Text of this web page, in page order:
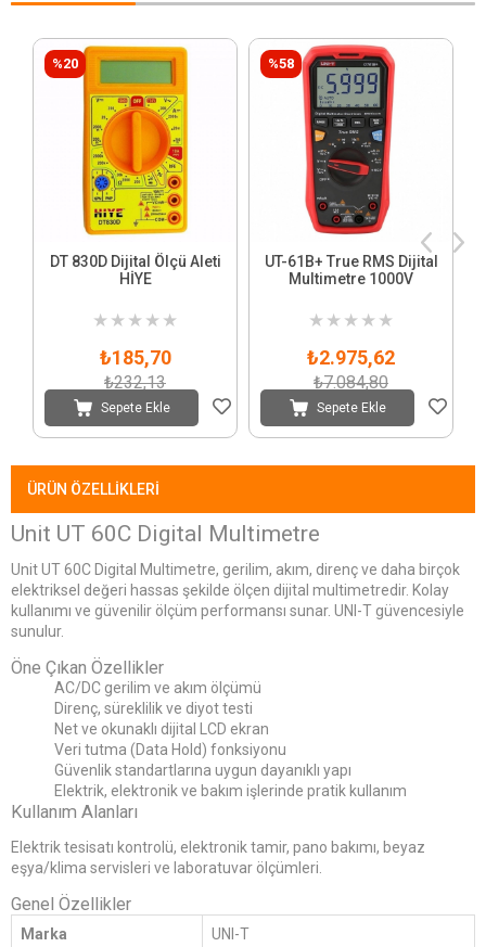
DT 830D Dijital Ölçü Aleti
HİYE
★ ★ ★ ★ ★
₺185,70
₺232,13
Sepete Ekle
%20
UT-61B+ True RMS Dijital
Multimetre 1000V
★ ★ ★ ★ ★
₺2.975,62
₺7.084,80
Sepete Ekle
%58
ÜRÜN ÖZELLIKLERI
Unit UT 60C Digital Multimetre
Unit UT 60C Digital Multimetre, gerilim, akım, direnç ve daha birçok
elektriksel değeri hassas şekilde ölçen dijital multimetredir. Kolay
kullanımı ve güvenilir ölçüm performansı sunar. UNI-T güvencesiyle
sunulur.
Öne Çıkan Özellikler
AC/DC gerilim ve akım ölçümü
Direnç, süreklilik ve diyot testi
Net ve okunaklı dijital LCD ekran
Veri tutma (Data Hold) fonksiyonu
Güvenlik standartlarına uygun dayanıklı yapı
Elektrik, elektronik ve bakım işlerinde pratik kullanım
Kullanım Alanları
Elektrik tesisatı kontrolü, elektronik tamir, pano bakımı, beyaz
eşya/klima servisleri ve laboratuvar ölçümleri.
Genel Özellikler
Marka UNI-T